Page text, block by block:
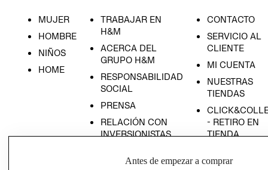
MUJER
HOMBRE
NIÑOS
HOME
TRABAJAR EN
H&M
ACERCA DEL
GRUPO H&M
RESPONSABILIDAD
SOCIAL
PRENSA
RELACIÓN CON
INVERSIONISTAS
EMPRESARIAL
CONTACTO
SERVICIO AL
CLIENTE
MI CUENTA
NUESTRAS
TIENDAS
- RETIRO EN
TIENDA
CONDICIONES
Antes de empezar a comprar